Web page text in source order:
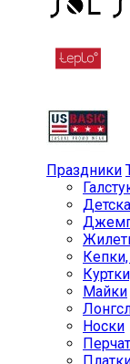
Праздники
Майки
Носки